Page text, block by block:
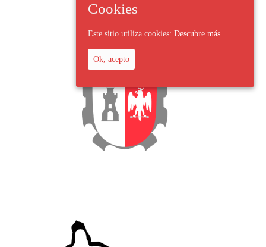
Cookies
Este sitio utiliza cookies: Descubre más.
Ok, acepto